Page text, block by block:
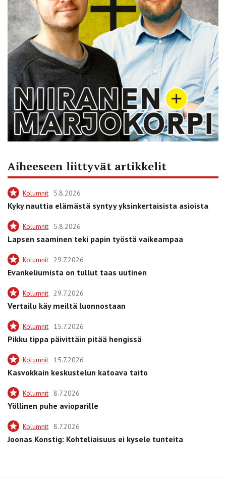
Aiheeseen liittyvät artikkelit
Kolumnit 5.8.2026
Kyky nauttia elämästä syntyy yksinkertaisista asioista
Kolumnit 5.8.2026
Lapsen saaminen teki papin työstä vaikeampaa
Kolumnit 29.7.2026
Evankeliumista on tullut taas uutinen
Kolumnit 29.7.2026
Vertailu käy meiltä luonnostaan
Kolumnit 15.7.2026
Pikku tippa päivittäin pitää hengissä
Kolumnit 15.7.2026
Kasvokkain keskustelun katoava taito
Kolumnit 8.7.2026
Yöllinen puhe avioparille
Kolumnit 8.7.2026
Joonas Konstig: Kohteliaisuus ei kysele tunteita